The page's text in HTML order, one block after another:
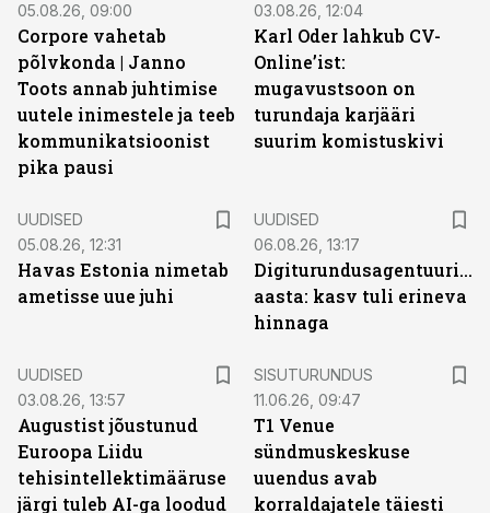
05.08.26, 09:00
Corpore vahetab
põlvkonda | Janno
Toots annab juhtimise
uutele inimestele ja teeb
kommunikatsioonist
pika pausi
03.08.26, 12:04
Karl Oder lahkub CV-
Online’ist:
mugavustsoon on
turundaja karjääri
suurim komistuskivi
UUDISED
05.08.26, 12:31
Havas Estonia nimetab
ametisse uue juhi
UUDISED
06.08.26, 13:17
Digiturundusagentuuride
aasta: kasv tuli erineva
hinnaga
UUDISED
03.08.26, 13:57
Augustist jõustunud
Euroopa Liidu
tehisintellektimääruse
järgi tuleb AI-ga loodud
SISUTURUNDUS
11.06.26, 09:47
T1 Venue
sündmuskeskuse
uuendus avab
korraldajatele täiesti